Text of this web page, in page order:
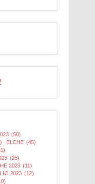
(50)
ELCHE (45)
(25)
2023 (11)
2023 (12)